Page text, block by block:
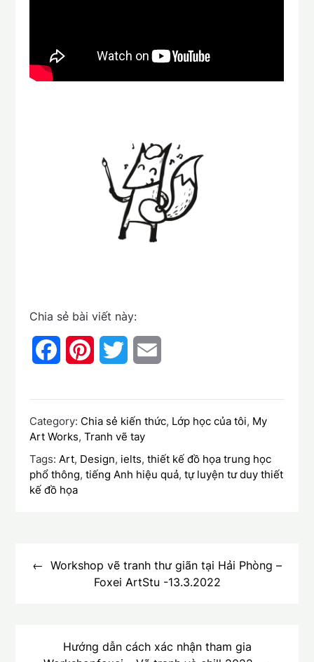
Chia sẻ bài viết này:
FacebookPinterestTwitter
Category: Chia sẻ kiến thức, Lớp học của tôi, My
Art Works,Tranh vẽ tay
Tags:Art, Design, ielts,thiết kế đồ họa trung học
phổ thông,tiếng Anh hiệu quả,tự luyện tư duy thiết
kế đồ họa
hướngWorkshop vẽ tranh thư giãn tại Hải Phòng –
Foxei ArtStu -13.3.2022
Hướng dẫn cách xác nhận tham gia